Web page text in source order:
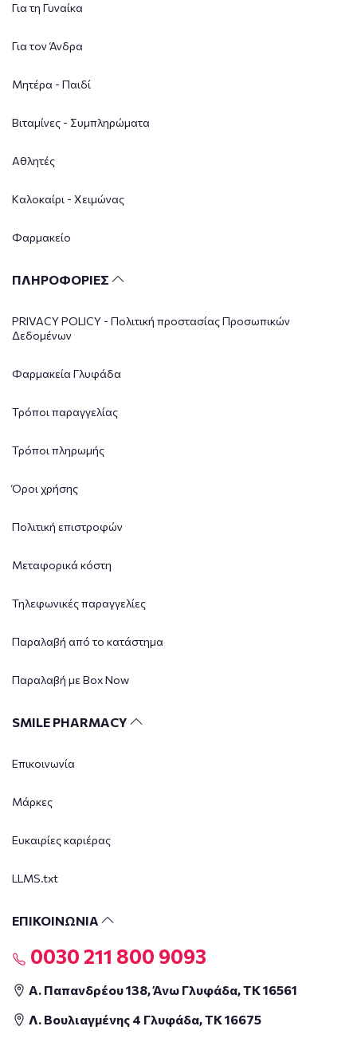
Για τη Γυναίκα
Για τον Άνδρα
Μητέρα - Παιδί
Βιταμίνες - Συμπληρώματα
Αθλητές
Καλοκαίρι - Χειμώνας
Φαρμακείο
ΠΛΗΡΟΦΟΡΙΕΣ
PRIVACY POLICY - Πολιτική προστασίας Προσωπικών
Δεδομένων
Φαρμακεία Γλυφάδα
Τρόποι παραγγελίας
Τρόποι πληρωμής
Όροι χρήσης
Πολιτική επιστροφών
Μεταφορικά κόστη
Τηλεφωνικές παραγγελίες
Παραλαβή από το κατάστημα
Παραλαβή με Box Now
SMILE PHARMACY
Επικοινωνία
Μάρκες
Ευκαιρίες καριέρας
LLMS.txt
ΕΠΙΚΟΙΝΩΝΙΑ
0030 211 800 9093
Α. Παπανδρέου 138, Άνω Γλυφάδα, ΤΚ 16561
Λ. Βουλιαγμένης 4 Γλυφάδα, ΤΚ 16675